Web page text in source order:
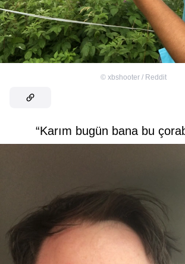
© xbshooter / Reddit
“Karım bugün bana bu